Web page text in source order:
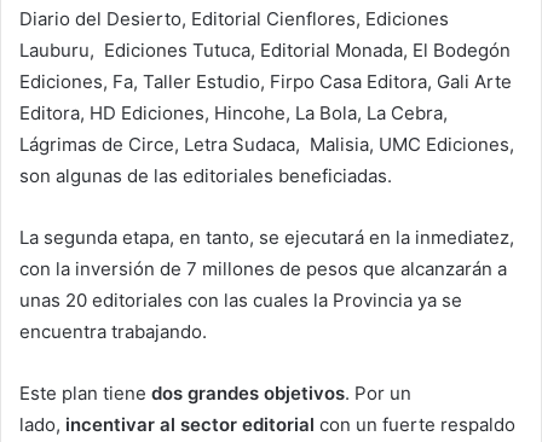
Diario del Desierto, Editorial Cienflores, Ediciones
Lauburu, Ediciones Tutuca, Editorial Monada, El Bodegón
Ediciones, Fa, Taller Estudio, Firpo Casa Editora, Gali Arte
Editora, HD Ediciones, Hincohe, La Bola, La Cebra,
Lágrimas de Circe, Letra Sudaca, Malisia, UMC Ediciones,
son algunas de las editoriales beneficiadas.
La segunda etapa, en tanto, se ejecutará en la inmediatez,
con la inversión de 7 millones de pesos que alcanzarán a
unas 20 editoriales con las cuales la Provincia ya se
encuentra trabajando.
Este plan tiene dos grandes objetivos. Por un
lado, incentivar al sector editorial con un fuerte respaldo